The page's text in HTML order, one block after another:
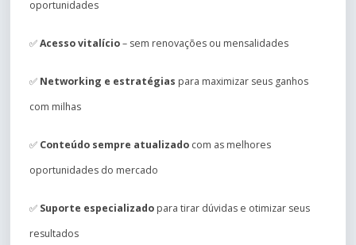
oportunidades
✅Acesso vitalício– sem renovações ou mensalidades
✅ Networking e estratégias para maximizar seus ganhos
com milhas
✅ Conteúdo sempre atualizado com as melhores
oportunidades do mercado
✅ Suporte especializado para tirar dúvidas e otimizar seus
resultados